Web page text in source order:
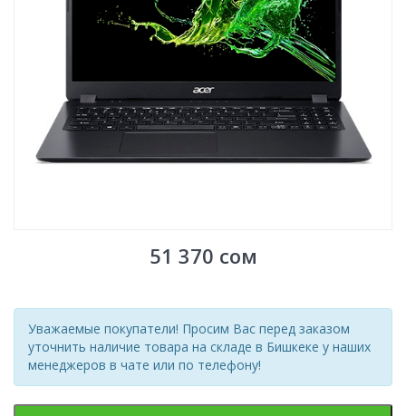
51 370 сом
Уважаемые покупатели! Просим Вас перед заказом
уточнить наличие товара на складе в Бишкеке у наших
менеджеров в чате или по телефону!